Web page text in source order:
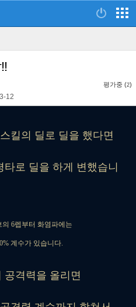
평가중 (2)
12
킬의 딜로 딜을 했다면
로 딜을 하게 변했습니
의 6렙부터 화염파에는
계수가 있습니다.
공격력을 올리면